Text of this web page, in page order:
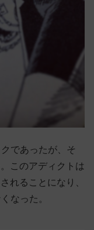
であったが、そ
このアディクトは
れることになり、
なった。